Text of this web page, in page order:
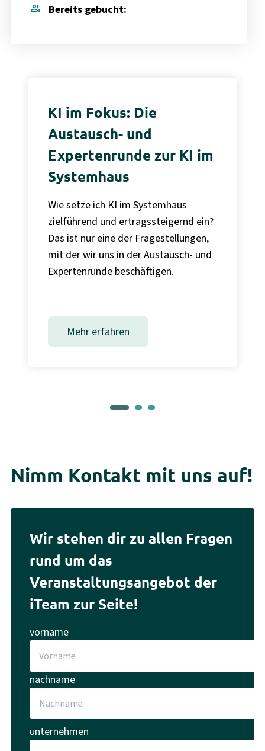
group Bereits gebucht:
KI im Fokus: Die
Austausch- und
Expertenrunde zur KI im
Systemhaus
Wie setze ich KI im Systemhaus
zielführend und ertragssteigernd ein?
Das ist nur eine der Fragestellungen,
mit der wir uns in der Austausch- und
Expertenrunde beschäftigen.
Mehr erfahren
Nimm Kontakt mit uns auf!
Wir stehen dir zu allen Fragen
rund um das
Veranstaltungsangebot der
iTeam zur Seite!
vorname
nachname
unternehmen